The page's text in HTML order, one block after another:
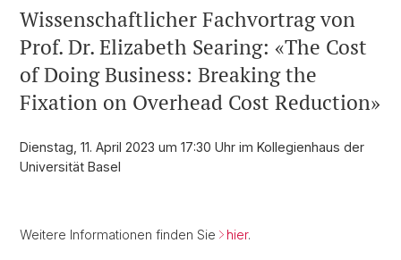
Wissenschaftlicher Fachvortrag von
Prof. Dr. Elizabeth Searing: «The Cost
of Doing Business: Breaking the
Fixation on Overhead Cost Reduction»
Dienstag, 11. April 2023 um 17:30 Uhr im Kollegienhaus der
Universität Basel
Weitere Informationen finden Sie hier.